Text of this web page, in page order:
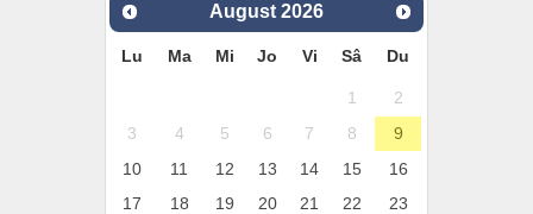
August 2026
Lu Ma Mi Jo Vi Sâ Du
1
2
3
4 5 6 7 8
9
10
11 12 13 14 15
16
17
18 19 20 21 22
23